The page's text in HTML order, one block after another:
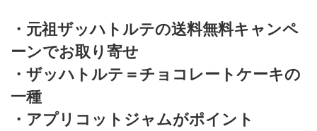
・元祖ザッハトルテの送料無料キャンペ
ーンでお取り寄せ
・ザッハトルテ＝チョコレートケーキの
一種
・アプリコットジャムがポイント